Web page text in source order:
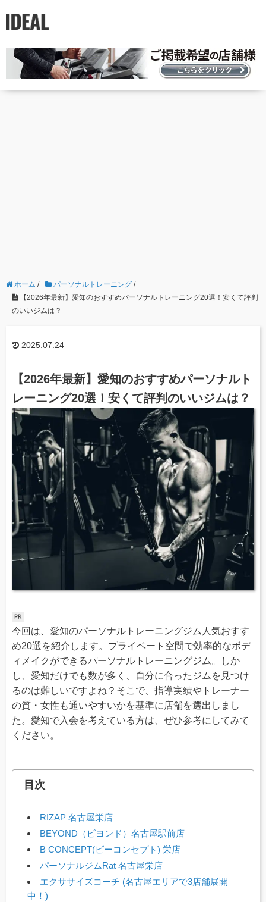
ホーム / パーソナルトレーニング /
【2026年最新】愛知のおすすめパーソナルトレーニング20選！安くて評判
のいいジムは？
2025.07.24
【2026年最新】愛知のおすすめパーソナルト
レーニング20選！安くて評判のいいジムは？
今回は、愛知のパーソナルトレーニングジム人気おすす
め20選を紹介します。プライベート空間で効率的なボデ
ィメイクができるパーソナルトレーニングジム。しか
し、愛知だけでも数が多く、自分に合ったジムを見つけ
るのは難しいですよね？そこで、指導実績やトレーナー
の質・女性も通いやすいかを基準に店舗を選出しまし
た。愛知で入会を考えている方は、ぜひ参考にしてみて
ください。
目次
RIZAP 名古屋栄店
BEYOND（ビヨンド）名古屋駅前店
B CONCEPT(ビーコンセプト) 栄店
パーソナルジムRat 名古屋栄店
エクササイズコーチ (名古屋エリアで3店舗展開
中！)